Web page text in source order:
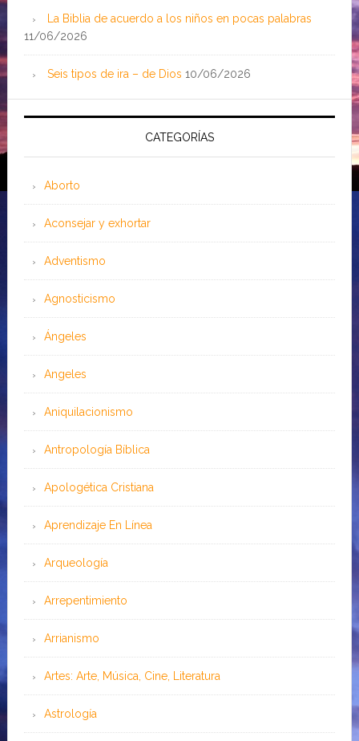
La Biblia de acuerdo a los niños en pocas palabras
11/06/2026
Seis tipos de ira – de Dios 10/06/2026
CATEGORÍAS
Aborto
Aconsejar y exhortar
Adventismo
Agnosticismo
Ángeles
Angeles
Aniquilacionismo
Antropología Bíblica
Apologética Cristiana
Aprendizaje En Línea
Arqueología
Arrepentimiento
Arrianismo
Artes: Arte, Música, Cine, Literatura
Astrología